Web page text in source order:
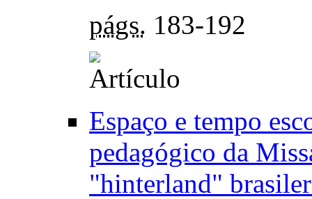
págs. 183-192
Espaço e tempo
pedagógico da
"hinterland"